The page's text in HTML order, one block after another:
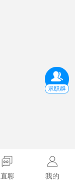
直聊 我的